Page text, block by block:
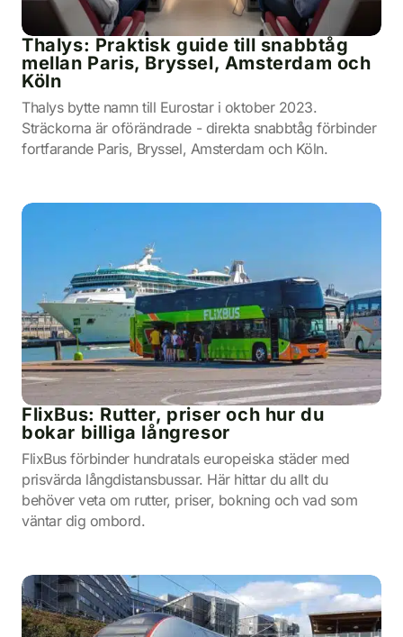
Thalys: Praktisk guide till snabbtåg
mellan Paris, Bryssel, Amsterdam och
Köln
Thalys bytte namn till Eurostar i oktober 2023.
Sträckorna är oförändrade - direkta snabbtåg förbinder
fortfarande Paris, Bryssel, Amsterdam och Köln.
FlixBus: Rutter, priser och hur du
bokar billiga långresor
FlixBus förbinder hundratals europeiska städer med
prisvärda långdistansbussar. Här hittar du allt du
behöver veta om rutter, priser, bokning och vad som
väntar dig ombord.